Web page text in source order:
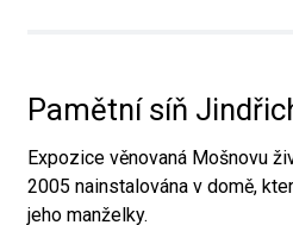
Pamětní síň
Expozice věnovaná Mošnovu
2005 nainstalována v domě,
jeho manželky.